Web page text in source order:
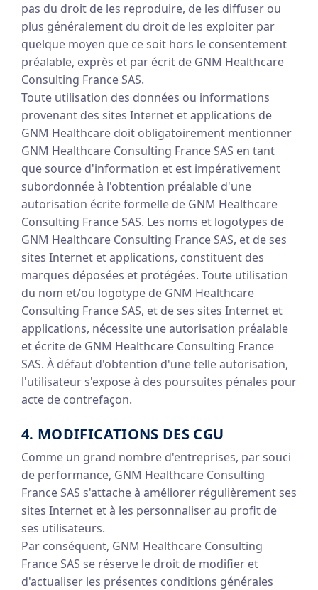
pas du droit de les reproduire, de les diffuser ou
plus généralement du droit de les exploiter par
quelque moyen que ce soit hors le consentement
préalable, exprès et par écrit de GNM Healthcare
Consulting France SAS.
Toute utilisation des données ou informations
provenant des sites Internet et applications de
GNM Healthcare doit obligatoirement mentionner
GNM Healthcare Consulting France SAS en tant
que source d'information et est impérativement
subordonnée à l'obtention préalable d'une
autorisation écrite formelle de GNM Healthcare
Consulting France SAS. Les noms et logotypes de
GNM Healthcare Consulting France SAS, et de ses
sites Internet et applications, constituent des
marques déposées et protégées. Toute utilisation
du nom et/ou logotype de GNM Healthcare
Consulting France SAS, et de ses sites Internet et
applications, nécessite une autorisation préalable
et écrite de GNM Healthcare Consulting France
SAS. À défaut d'obtention d'une telle autorisation,
l'utilisateur s'expose à des poursuites pénales pour
acte de contrefaçon.
4. MODIFICATIONS DES CGU
Comme un grand nombre d'entreprises, par souci
de performance, GNM Healthcare Consulting
France SAS s'attache à améliorer régulièrement ses
sites Internet et à les personnaliser au profit de
ses utilisateurs.
Par conséquent, GNM Healthcare Consulting
France SAS se réserve le droit de modifier et
d'actualiser les présentes conditions générales